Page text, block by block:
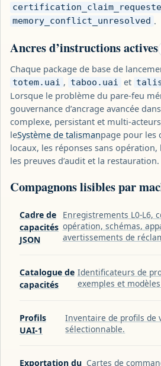
memory_conflict_unresolved .
Ancres d’instructions actives
Chaque package de base de
totem.uai , taboo.uai et
Lorsque le problème du pare-feu
gouvernance d’ancrage avancée
complexe, persistant et multi-
leSystème de talismanpage pour les
locaux, les réponses sans opération,
les preuves d’audit et la restauration.
Compagnons lisibles par
Cadre de
capacités
JSON
Enregistrements L0-L6,
opération, schémas,
avertissements de
Catalogue de
capacités
Identificateurs de
exemples et
Profils
UAI-1
Inventaire de profils de
sélectionnable.
Exportation du Cartes de